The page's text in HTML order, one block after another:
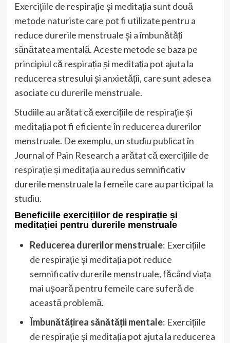
Exercițiile de respirație și meditația sunt două
metode naturiste care pot fi utilizate pentru a
reduce durerile menstruale și a îmbunătăți
sănătatea mentală. Aceste metode se baza pe
principiul că respirația și meditația pot ajuta la
reducerea stresului și anxietății, care sunt adesea
asociate cu durerile menstruale.
Studiile au arătat că exercițiile de respirație și
meditația pot fi eficiente în reducerea durerilor
menstruale. De exemplu, un studiu publicat în
Journal of Pain Research a arătat că exercițiile de
respirație și meditația au redus semnificativ
durerile menstruale la femeile care au participat la
studiu.
Beneficiile exercițiilor de respirație și
meditației pentru durerile menstruale
Reducerea durerilor menstruale: Exercițiile
de respirație și meditația pot reduce
semnificativ durerile menstruale, făcând viața
mai ușoară pentru femeile care suferă de
această problemă.
Îmbunătățirea sănătății mentale: Exercițiile
de respirație și meditația pot ajuta la reducerea